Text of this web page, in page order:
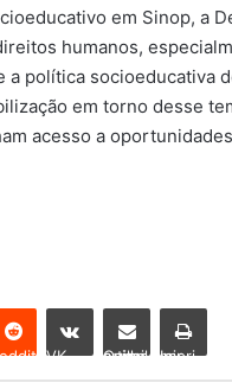
em Sinop, a
humanos,
política socioeducativa
em torno desse
acesso a
VK Compartilhar via e-mail Imprimir